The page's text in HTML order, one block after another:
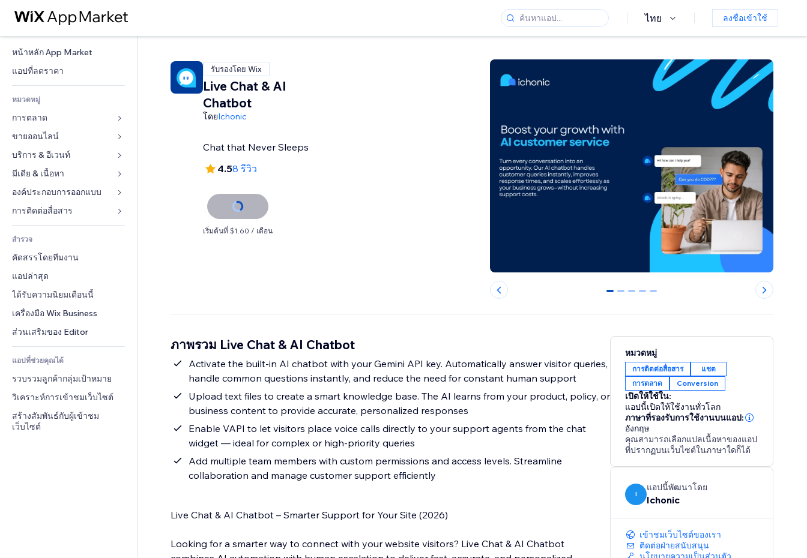
ไทย ลงชื่อเข้าใช้
หน้าหลัก App Market
แอปที่ลดราคา
หมวดหมู่
การตลาด
โฆษณา
โทรศัพท์มือถือ
บทวิเคราะห์
โซเชียล
ทำอันดับเว็บไซต์
อีเมล
ขายออนไลน์
แอปสำหรับร้านค้า
การจัดส่ง & ส่งมอบสินค้า
ปุ่มการจำหน่าย
คอร์สออนไลน์
บัญชี
คูปอง & ความภักดีในแบรนด์
โซลูชันคลังสินค้า
การดรอปชิป
(Crowdfunding)
อาหาร & เครื่องดื่ม
บริการ & อีเวนท์
โรงแรม
อีเวนท์
ร้านอาหาร
อสังหาริมทรัพย์
การจอง
มีเดีย & เนื้อหา
แกลเลอรี
เพลง
พอดแคสต์
การถ่ายภาพ
วิดีโอ
PDF
การแชร์ไฟล์
ข่าว
องค์ประกอบการออกแบบ
แผนที่  & การนำทาง
ส่วนบุคคล & ความปลอดภัย
นาฬิกา
เทมเพลตเพจ
เอฟเฟกต์รูปภาพ
ปุ่ม & เมนู
แบนเนอร์ & สัญลักษณ์
เครื่องคำนวน
ค้นหา
อากาศ
แผนภูมิ & ตาราง
แบบฟอร์ม
แบบสำรวจ
แชต
หมายเหตุ
โทรศัพท์
ชุมชน
รีวิว & การรับรอง
CRM
สำรวจ
คัดสรรโดยทีมงาน
แอปล่าสุด
ได้รับความนิยมเดือนนี้
เครื่องมือ Wix Business
ส่วนเสริมของ Editor
แอปที่ช่วยคุณได้
รวบรวมลูกค้ากลุ่มเป้าหมาย
วิเคราะห์การเข้าชมเว็บไซต์
สร้างสัมพันธ์กับผู้เข้าชม
เว็บไซต์
รับรองโดย Wix
Live Chat & AI
Chatbot
โดยIchonic
Chat that Never Sleeps
4.58 รีวิว
เริ่มต้นที่ $1.60 / เดือน
0 1 2 3 4
ภาพรวม Live Chat & AI Chatbot
Activate the built-in AI chatbot with your Gemini API key. Automatically answer visitor queries,
handle common questions instantly, and reduce the need for constant human support
Upload text files to create a smart knowledge base. The AI learns from your product, policy, or
business content to provide accurate, personalized responses
Enable VAPI to let visitors place voice calls directly to your support agents from the chat
widget — ideal for complex or high-priority queries
Add multiple team members with custom permissions and access levels. Streamline
collaboration and manage customer support efficiently
Live Chat & AI Chatbot – Smarter Support for Your Site (2026)
Looking for a smarter way to connect with your website visitors? Live Chat & AI Chatbot
หมวดหมู่
การติดต่อสื่อสาร
แชต
การตลาด
Conversion
เปิดให้ใช้ใน:
แอปนี้เปิดให้ใช้งานทั่วโลก
ภาษาที่รองรับการใช้งานบนแอป:
อังกฤษ
คุณสามารถเลือกแปลเนื้อหาของแอป
ที่ปรากฏบนเว็บไซต์ในภาษาใดก็ได้
I
แอปนี้พัฒนาโดย
Ichonic
เข้าชมเว็บไซต์ของเรา
ติดต่อฝ่ายสนับสนุน